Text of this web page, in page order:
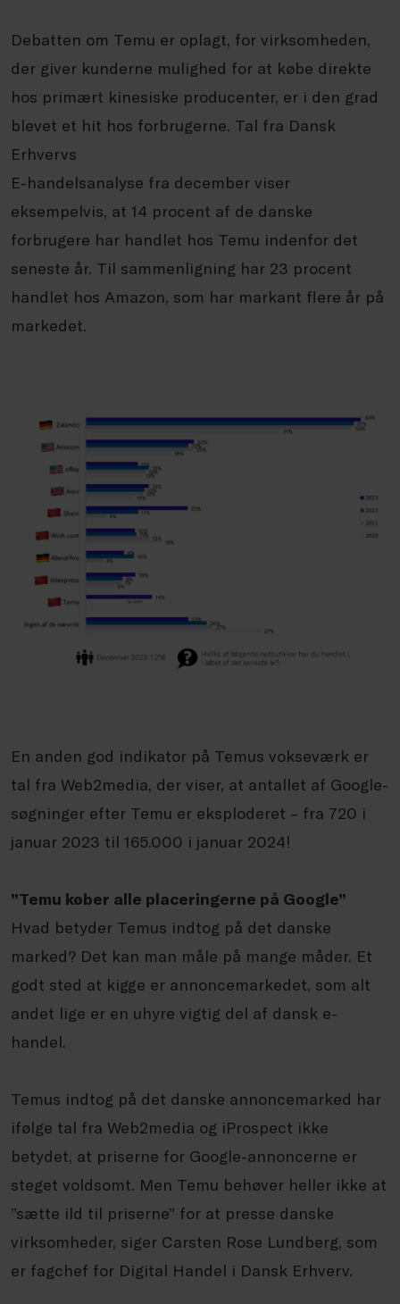
Debatten om Temu er oplagt, for virksomheden,
der giver kunderne mulighed for at købe direkte
hos primært kinesiske producenter, er i den grad
blevet et hit hos forbrugerne. Tal fra Dansk
Erhvervs
E-handelsanalyse fra december viser
eksempelvis, at 14 procent af de danske
forbrugere har handlet hos Temu indenfor det
seneste år. Til sammenligning har 23 procent
handlet hos Amazon, som har markant flere år på
markedet.
En anden god indikator på Temus vokseværk er
tal fra Web2media, der viser, at antallet af Google-
søgninger efter Temu er eksploderet – fra 720 i
januar 2023 til 165.000 i januar 2024!
”Temu køber alle placeringerne på Google”
Hvad betyder Temus indtog på det danske
marked? Det kan man måle på mange måder. Et
godt sted at kigge er annoncemarkedet, som alt
andet lige er en uhyre vigtig del af dansk e-
handel.
Temus indtog på det danske annoncemarked har
ifølge tal fra Web2media og iProspect ikke
betydet, at priserne for Google-annoncerne er
steget voldsomt. Men Temu behøver heller ikke at
”sætte ild til priserne” for at presse danske
virksomheder, siger Carsten Rose Lundberg, som
er fagchef for Digital Handel i Dansk Erhverv.